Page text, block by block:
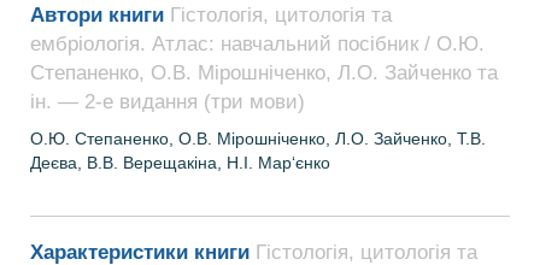
Автори книги Гістологія, цитологія та
ембріологія. Атлас: навчальний посібник / О.Ю.
Степаненко, О.В. Мірошніченко, Л.О. Зайченко та
ін. — 2-е видання (три мови)
О.Ю. Степаненко, О.В. Мірошніченко, Л.О. Зайченко, Т.В.
Деєва, В.В. Верещакіна, Н.І. Мар‘єнко
Характеристики книги Гістологія, цитологія та